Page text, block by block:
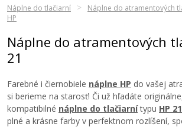
Náplne do tlačiarní Náplne do atramentových
HP
Náplne do atramentových
21
Farebné i čiernobiele náplne HP do vašej
si berieme na starosť! Či už hľadáte
kompatibilné náplne do tlačiarnítypu HP 21
plné a krásne farby v perfektnom rozlíšení,